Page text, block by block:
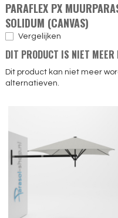
PARAFLEX PX
SOLIDUM (CANVAS)
Vergelijken
DIT PRODUCT IS NIET MEER
Dit product kan niet meer
alternatieven.